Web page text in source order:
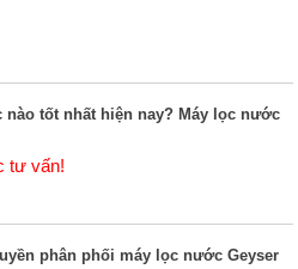
nào tốt nhất hiện nay? Máy lọc nước
tư vấn!
phân phối máy lọc nước Geyser